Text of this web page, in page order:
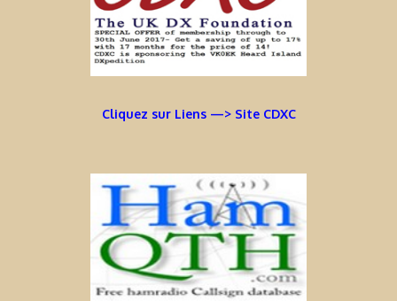
Cliquez sur Liens —> Site CDXC